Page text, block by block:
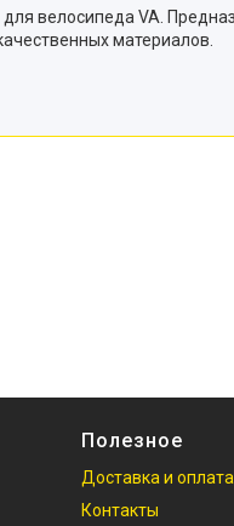
велосипеда VA.
материалов.
Полезное
Доставка и оплата
Контакты